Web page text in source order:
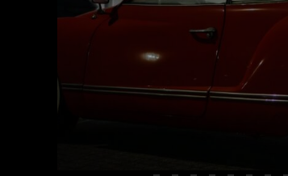
Stacja kontroli pojazdów
Fundacja